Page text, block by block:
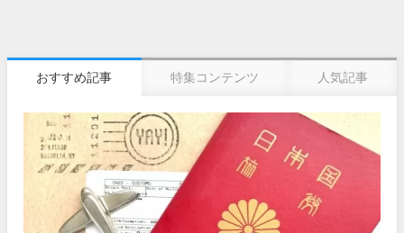
おすすめ記事 特集コンテンツ 人気記事